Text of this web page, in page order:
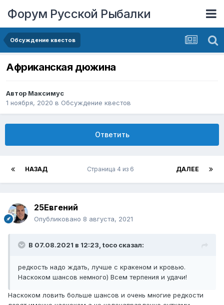
Форум Русской Рыбалки
Обсуждение квестов
Африканская дюжина
Автор Максимус
1 ноября, 2020 в Обсуждение квестов
Ответить
НАЗАД ДАЛЕЕ
Страница 4 из 6
25Евгений
Опубликовано 8 августа, 2021
В 07.08.2021 в 12:23, toco сказал:
редкость надо ждать, лучше с кракеном и кровью.
Наскоком шансов немного) Всем терпения и удачи!
Наскоком ловить больше шансов и очень многие редкости